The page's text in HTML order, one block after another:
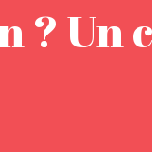
? Un